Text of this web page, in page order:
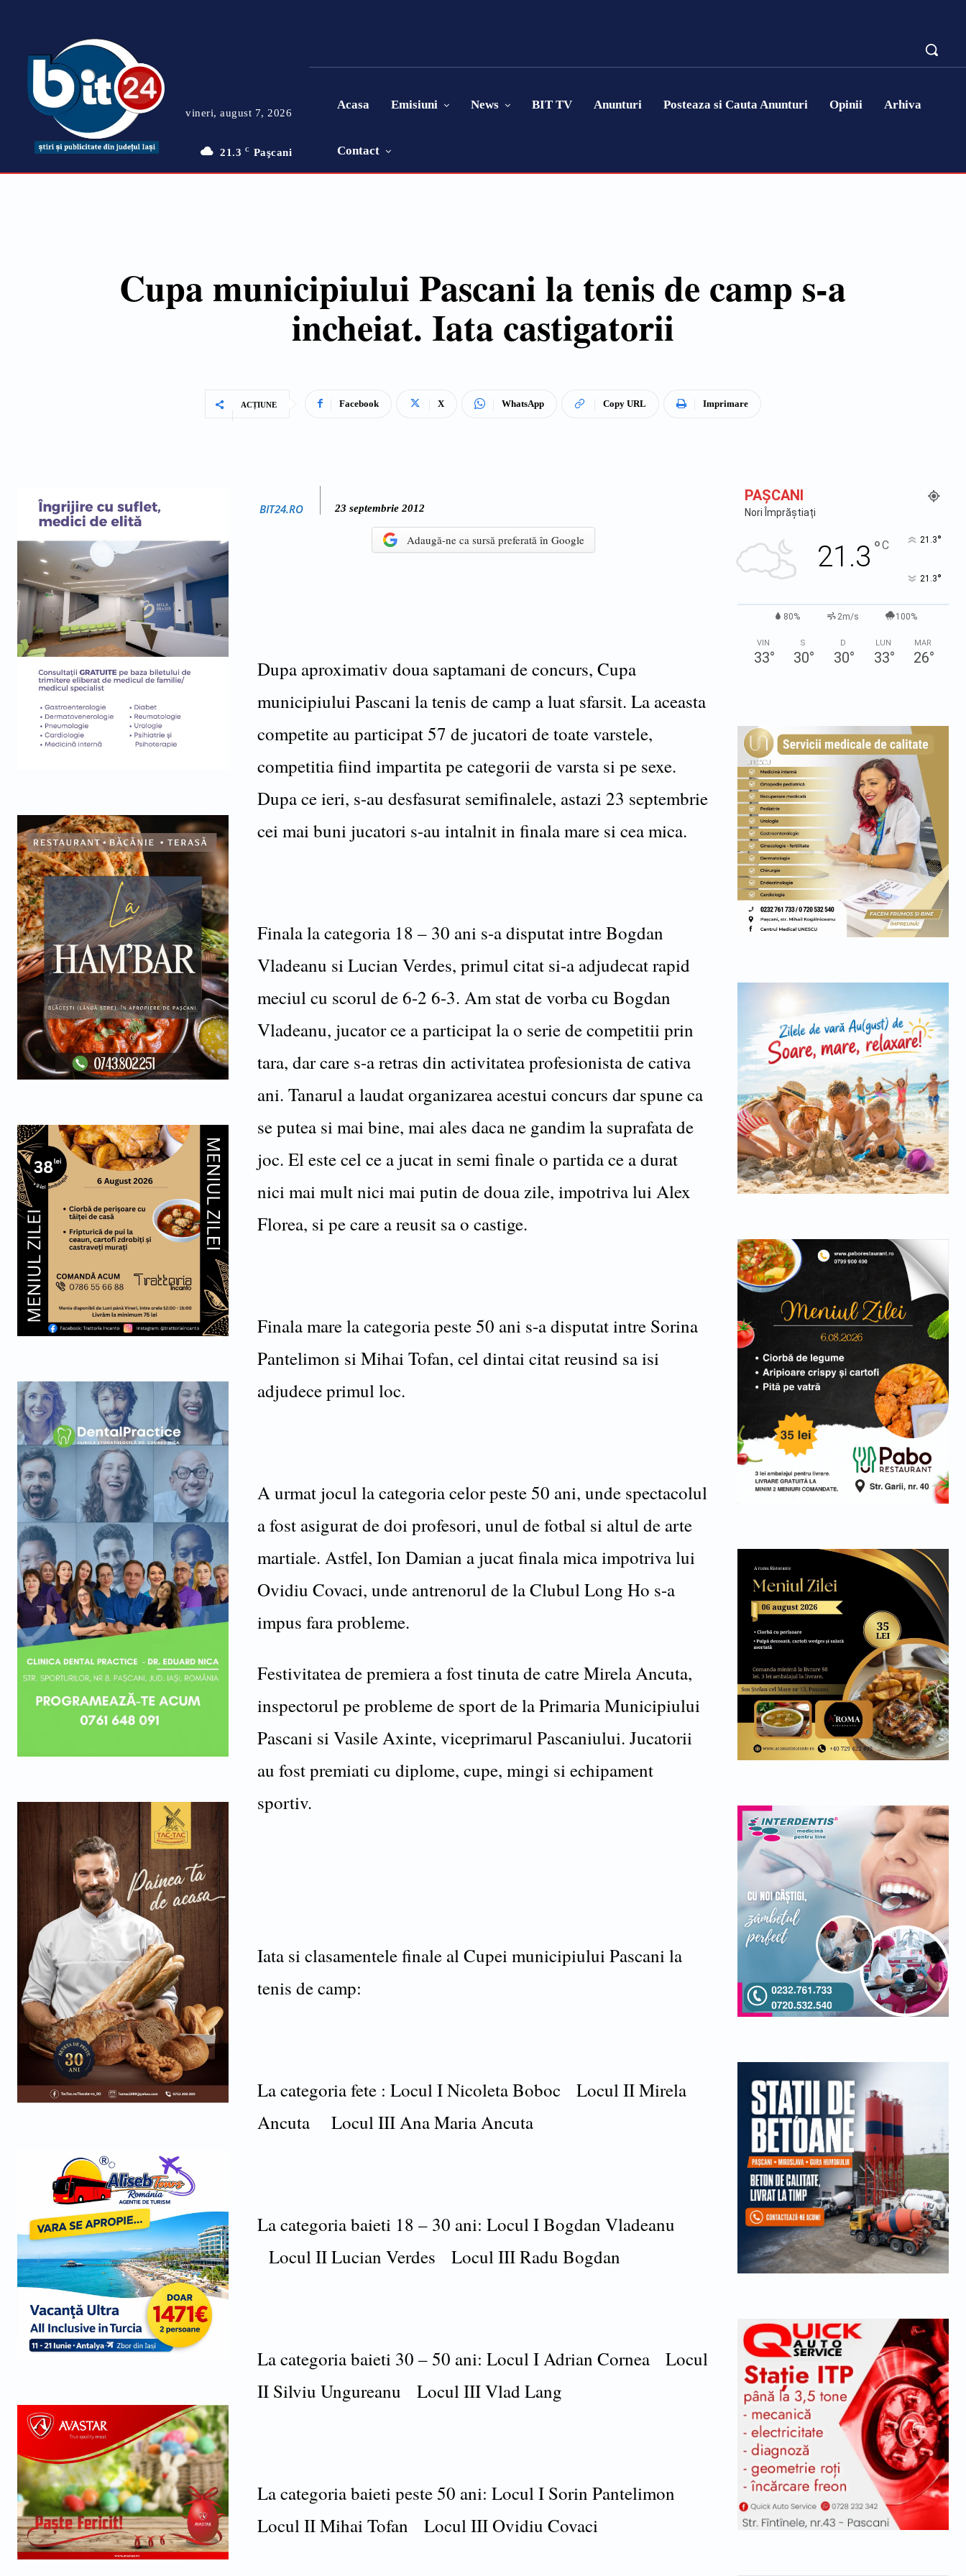
vineri, august 7, 2026
21.3 C Paşcani
Acasa Emisiuni News BIT TV Anunturi Posteaza si Cauta Anunturi Opinii Arhiva
Contact
Cupa municipiului Pascani la tenis de camp s-a
incheiat. Iata castigatorii
ACȚIUNE Facebook X WhatsApp Copy URL Imprimare
BIT24.RO 23 septembrie 2012
Adaugă-ne ca sursă preferată în Google
Dupa aproximativ doua saptamani de concurs, Cupa
municipiului Pascani la tenis de camp a luat sfarsit. La aceasta
competite au participat 57 de jucatori de toate varstele,
competitia fiind impartita pe categorii de varsta si pe sexe.
Dupa ce ieri, s-au desfasurat semifinalele, astazi 23 septembrie
cei mai buni jucatori s-au intalnit in finala mare si cea mica.
Finala la categoria 18 – 30 ani s-a disputat intre Bogdan
Vladeanu si Lucian Verdes, primul citat si-a adjudecat rapid
meciul cu scorul de 6-2 6-3. Am stat de vorba cu Bogdan
Vladeanu, jucator ce a participat la o serie de competitii prin
tara, dar care s-a retras din activitatea profesionista de cativa
ani. Tanarul a laudat organizarea acestui concurs dar spune ca
se putea si mai bine, mai ales daca ne gandim la suprafata de
joc. El este cel ce a jucat in semi finale o partida ce a durat
nici mai mult nici mai putin de doua zile, impotriva lui Alex
Florea, si pe care a reusit sa o castige.
Finala mare la categoria peste 50 ani s-a disputat intre Sorina
Pantelimon si Mihai Tofan, cel dintai citat reusind sa isi
adjudece primul loc.
A urmat jocul la categoria celor peste 50 ani, unde spectacolul
a fost asigurat de doi profesori, unul de fotbal si altul de arte
martiale. Astfel, Ion Damian a jucat finala mica impotriva lui
Ovidiu Covaci, unde antrenorul de la Clubul Long Ho s-a
impus fara probleme.
Festivitatea de premiera a fost tinuta de catre Mirela Ancuta,
inspectorul pe probleme de sport de la Primaria Municipiului
Pascani si Vasile Axinte, viceprimarul Pascaniului. Jucatorii
au fost premiati cu diplome, cupe, mingi si echipament
sportiv.
Iata si clasamentele finale al Cupei municipiului Pascani la
tenis de camp:
La categoria fete : Locul I Nicoleta Boboc Locul II Mirela
Ancuta Locul III Ana Maria Ancuta
La categoria baieti 18 – 30 ani: Locul I Bogdan Vladeanu
Locul II Lucian Verdes Locul III Radu Bogdan
La categoria baieti 30 – 50 ani: Locul I Adrian Cornea Locul
II Silviu Ungureanu Locul III Vlad Lang
La categoria baieti peste 50 ani: Locul I Sorin Pantelimon
Locul II Mihai Tofan Locul III Ovidiu Covaci
PAŞCANI
Nori Împrăștiați
21.3 °C 21.3°
21.3°
80% 2m/s 100%
VIN
33°
S
30°
D
30°
LUN
33°
MAR
26°